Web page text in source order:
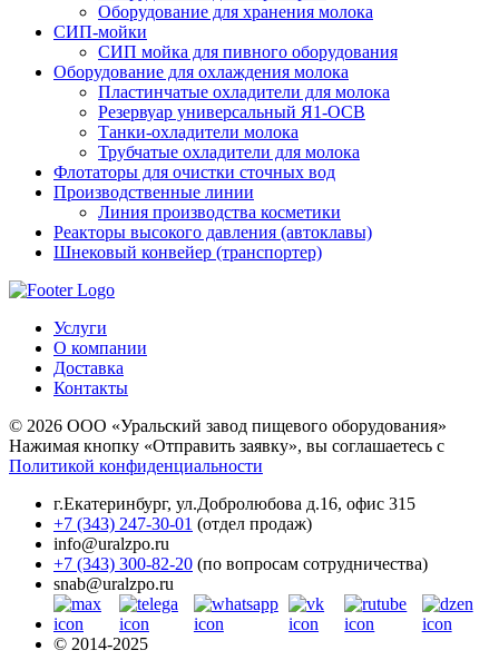
Оборудование для хранения молока
СИП-мойки
СИП мойка для пивного оборудования
Оборудование для охлаждения молока
Пластинчатые охладители для молока
Резервуар универсальный Я1-ОСВ
Танки-охладители молока
Трубчатые охладители для молока
Флотаторы для очистки сточных вод
Производственные линии
Линия производства косметики
Реакторы высокого давления (автоклавы)
Шнековый конвейер (транспортер)
Услуги
О компании
Доставка
Контакты
© 2026 ООО «Уральский завод пищевого оборудования»
Нажимая кнопку «Отправить заявку», вы соглашаетесь с
Политикой конфиденциальности
г.Екатеринбург, ул.Добролюбова д.16, офис 315
+7 (343) 247-30-01 (отдел продаж)
info@uralzpo.ru
+7 (343) 300-82-20 (по вопросам сотрудничества)
snab@uralzpo.ru
© 2014-2025